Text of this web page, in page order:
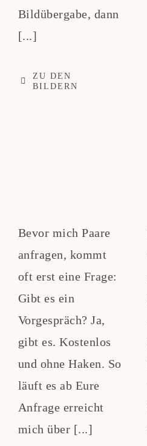
Bildübergabe, dann
[...]
ZU DEN
BILDERN
Bevor mich Paare
anfragen, kommt
oft erst eine Frage:
Gibt es ein
Vorgespräch? Ja,
gibt es. Kostenlos
und ohne Haken. So
läuft es ab Eure
Anfrage erreicht
mich über [...]